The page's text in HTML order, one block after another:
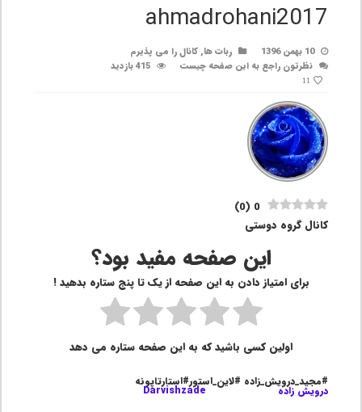
ahmadrohani2017
10 بهمن 1396 ربات ها,کانال را می پذیرم
نظرتون راجع به این صفحه چیست
415 بازدید
11
0
(
0
)
کانال گروه دوستی
این صفحه مفید بود؟
برای امتیاز دادن به این صفحه از یک تا پنج ستاره بدهید !
اولین کسی باشید که به این صفحه ستاره می دهد
#مجید_درویش_زاده #لاین_استور#استارتاپونه
درویش زاده Darvishzade